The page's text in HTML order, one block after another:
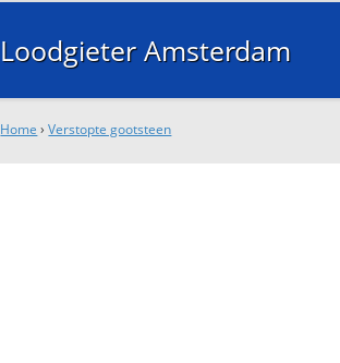
Loodgieter Amsterdam
Home ›Verstopte gootsteen